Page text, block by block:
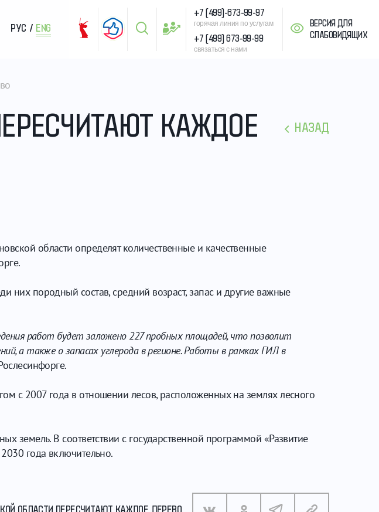
РУС / ENG
+7 (499)-673-99-97
горячая линия по услугам
+7 (499) 673-99-99
связаться с нами
ВЕРСИЯ ДЛЯ
СЛАБОВИДЯЩИХ
КАЖДОЕ
НАЗАД
области определят количественные и качественные
них породный состав, средний возраст, запас и другие важные
работ будет заложено 227 пробных площадей, что позволит
а также о запасах углерода в регионе. Работы в рамках ГИЛ в
с 2007 года в отношении лесов, расположенных на землях лесного
земель. В соответствии с государственной программой «Развитие
года включительно.